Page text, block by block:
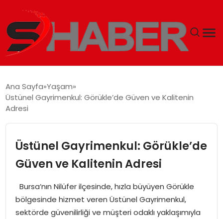
MAGAZIN
SIYASET
Ana Sayfa Yaşam
Üstünel Gayrimenkul: Görükle’de Güven ve Kalitenin
Adresi
Üstünel Gayrimenkul: Görükle’de
Güven ve Kalitenin Adresi
Bursa’nın Nilüfer ilçesinde, hızla büyüyen Görükle
bölgesinde hizmet veren Üstünel Gayrimenkul,
sektörde güvenilirliği ve müşteri odaklı yaklaşımıyla